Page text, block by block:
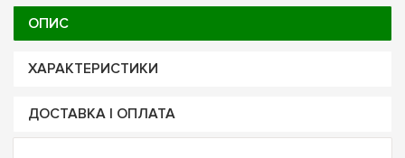
ОПИС
ХАРАКТЕРИСТИКИ
ДОСТАВКА І ОПЛАТА